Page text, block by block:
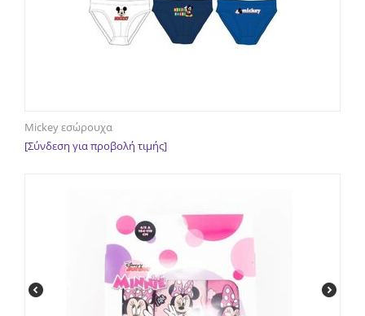
Mickey εσώρουχα
[Σύνδεση για προβολή τιμής]